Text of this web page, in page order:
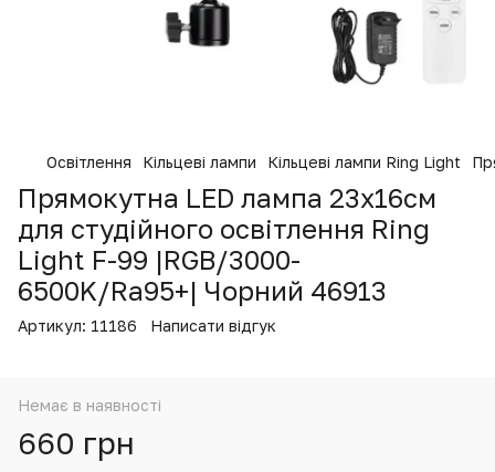
Освітлення Кільцеві лампи Кільцеві лампи Ring Light
Прямокутна LED лампа 23х16см
для студійного освітлення Ring
Light F-99 |RGB/3000-
6500K/Ra95+| Чорний 46913
Артикул: 11186 Написати відгук
Немає в наявності
660 грн